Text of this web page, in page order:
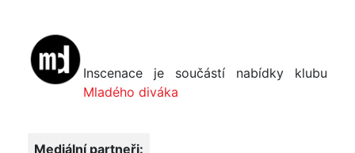
Inscenace je součástí nabídky klubu
Mladého diváka
Mediální partneři: